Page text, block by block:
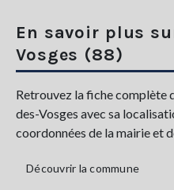
En savoir plus
Vosges (88)
Retrouvez la fiche complète
des-Vosges avec sa
coordonnées de la mairie et
Découvrir la commune